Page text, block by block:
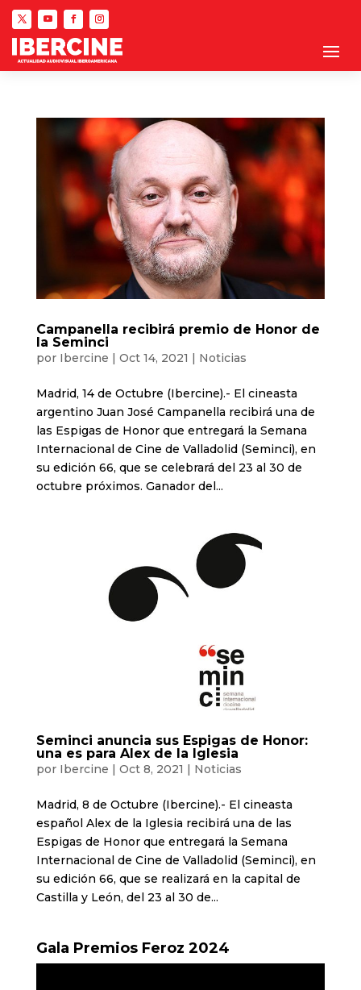
Campanella recibirá premio de Honor de
la Seminci
por Ibercine | Oct 14, 2021 | Noticias
Madrid, 14 de Octubre (Ibercine).- El cineasta
argentino Juan José Campanella recibirá una de
las Espigas de Honor que entregará la Semana
Internacional de Cine de Valladolid (Seminci), en
su edición 66, que se celebrará del 23 al 30 de
octubre próximos. Ganador del...
Seminci anuncia sus Espigas de Honor:
una es para Alex de la Iglesia
por Ibercine Oct 8, 2021 Noticias
Madrid, 8 de Octubre (Ibercine).- El cineasta
español Alex de la Iglesia recibirá una de las
Espigas de Honor que entregará la Semana
Internacional de Cine de Valladolid (Seminci), en
su edición 66, que se realizará en la capital de
Castilla y León, del 23 al 30 de...
Gala Premios Feroz 2024